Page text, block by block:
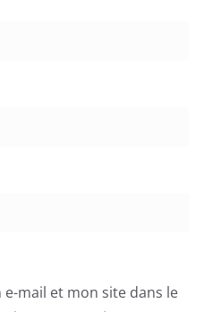
mail et mon site dans le